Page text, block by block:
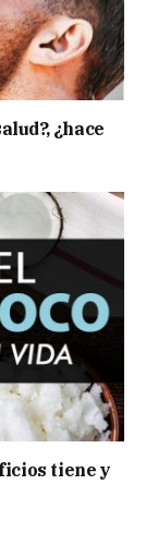
¿hace
tiene y